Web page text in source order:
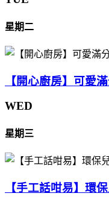
星期二
【開心廚房】可愛
WED
星期三
【手工話咁易】環